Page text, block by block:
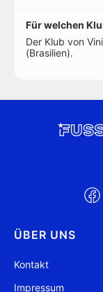
Für welchen
Der Klub von
(Brasilien).
ÜBER UNS
Kontakt
Impressum